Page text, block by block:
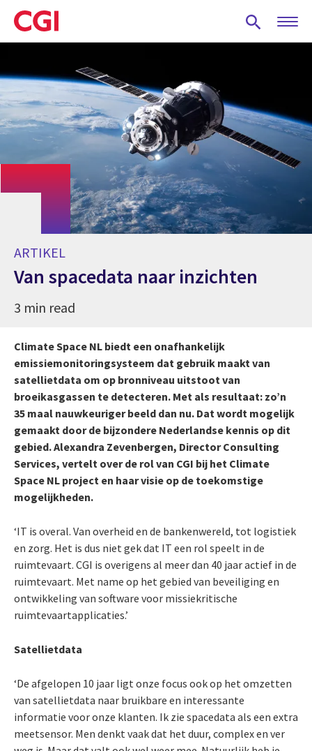
Skip
to
main
ARTIKEL
Van spacedata naar inzichten
3 min read
Climate Space NL biedt een onafhankelijk
emissiemonitoringsysteem dat gebruik maakt van
satellietdata om op bronniveau uitstoot van
broeikasgassen te detecteren. Met als resultaat: zo’n
35 maal nauwkeuriger beeld dan nu. Dat wordt mogelijk
gemaakt door de bijzondere Nederlandse kennis op dit
gebied. Alexandra Zevenbergen, Director Consulting
Services, vertelt over de rol van CGI bij het Climate
Space NL project en haar visie op de toekomstige
mogelijkheden.
‘IT is overal. Van overheid en de bankenwereld, tot logistiek
en zorg. Het is dus niet gek dat IT een rol speelt in de
ruimtevaart. CGI is overigens al meer dan 40 jaar actief in de
ruimtevaart. Met name op het gebied van beveiliging en
ontwikkeling van software voor missiekritische
ruimtevaartapplicaties.’
Satellietdata
‘De afgelopen 10 jaar ligt onze focus ook op het omzetten
van satellietdata naar bruikbare en interessante
informatie voor onze klanten. Ik zie spacedata als een extra
meetsensor. Men denkt vaak dat het duur, complex en ver